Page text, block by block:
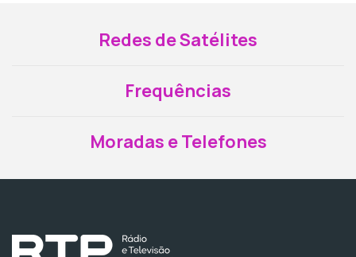
Redes de Satélites
Frequências
Moradas e Telefones